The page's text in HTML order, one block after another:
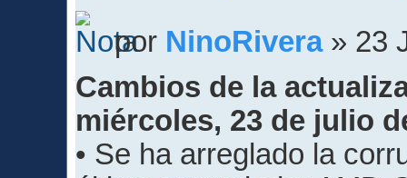
por NinoRivera» 23
Cambios de la
miércoles, 23 de julio
• Se ha arreglado la